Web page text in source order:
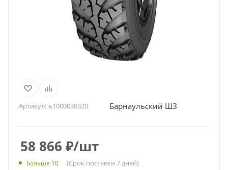
Артикул:ъ1000030320 Барнаульский ШЗ
58 866 ₽/шт
Больше 10 (Срок поставки 7 дней)